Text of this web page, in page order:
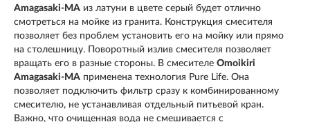
Amagasaki-MA из латуни в цвете серый будет отлично
смотреться на мойке из гранита. Конструкция смесителя
позволяет без проблем установить его на мойку или прямо
на столешницу. Поворотный излив смесителя позволяет
вращать его в разные стороны. В смесителе Omoikiri
Amagasaki-MA применена технология Pure Life. Она
позволяет подключить фильтр сразу к комбинированному
смесителю, не устанавливая отдельный питьевой кран.
Важно, что очищенная вода не смешивается с